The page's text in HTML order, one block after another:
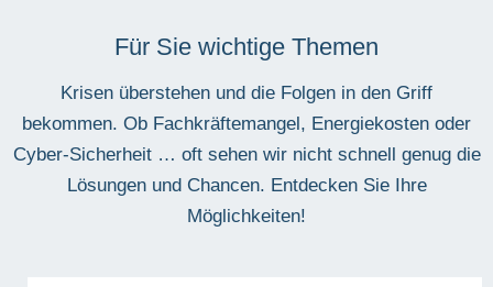
Für Sie wichtige Themen
Krisen überstehen und die Folgen in den Griff
bekommen. Ob Fachkräftemangel, Energiekosten oder
Cyber-Sicherheit … oft sehen wir nicht schnell genug die
Lösungen und Chancen. Entdecken Sie Ihre
Möglichkeiten!